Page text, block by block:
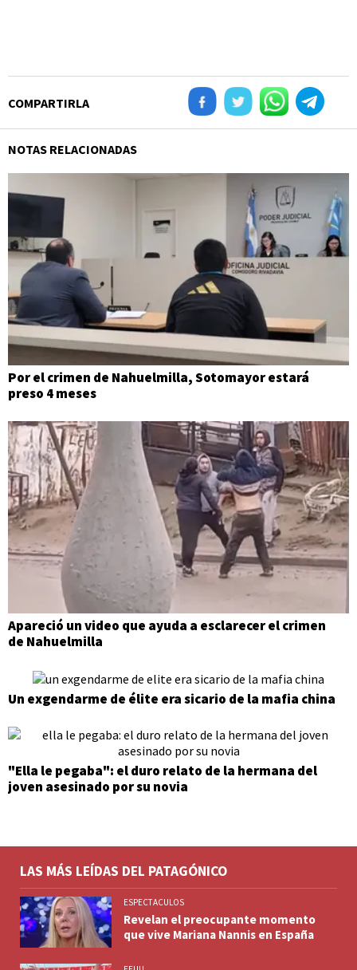
COMPARTIRLA
NOTAS RELACIONADAS
Por el crimen de Nahuelmilla, Sotomayor estará
preso 4 meses
Apareció un video que ayuda a esclarecer el crimen
de Nahuelmilla
Un exgendarme de élite era sicario de la mafia china
"Ella le pegaba": el duro relato de la hermana del
joven asesinado por su novia
LAS MÁS LEÍDAS DEL PATAGÓNICO
ESPECTACULOS
Revelan el preocupante momento
que vive Mariana Nannis en España